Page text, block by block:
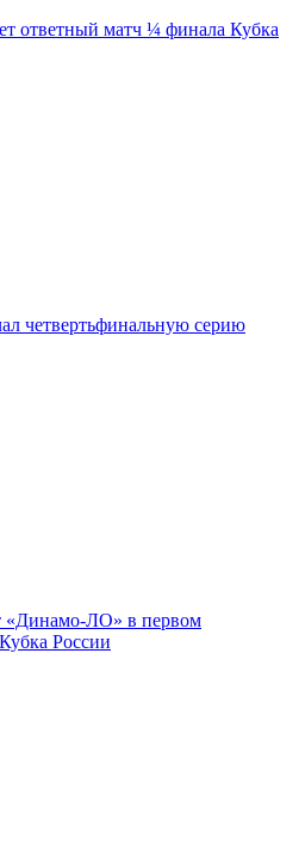
ответный матч ¼ финала Кубка
четвертьфинальную серию
«Динамо-ЛО» в первом
России